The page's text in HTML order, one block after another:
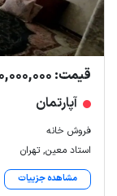
قیمت: 20,000,000,000 تومان
آپارتمان
فروش خانه
استاد معین, تهران
مشاهده جزییات